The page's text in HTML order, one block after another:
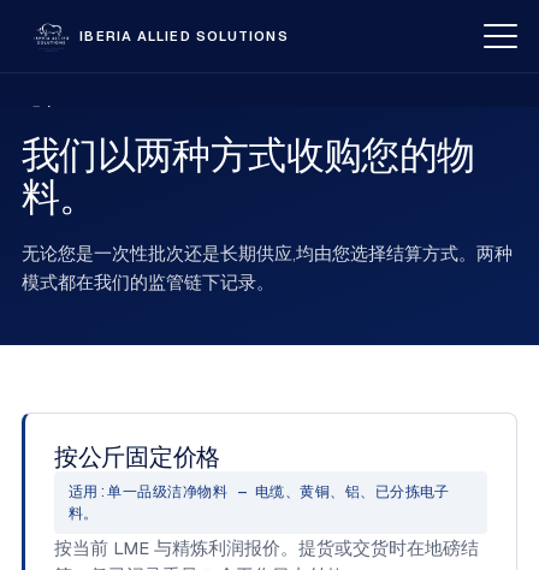
IBERIA ALLIED SOLUTIONS
服务
我们如何收购
我们以两种方式收购您的物
料。
无论您是一次性批次还是长期供应,均由您选择结算方式。两种
模式都在我们的监管链下记录。
按公斤固定价格
适用:单一品级洁净物料 — 电缆、黄铜、铝、已分拣电子
料。
按当前 LME 与精炼利润报价。提货或交货时在地磅结